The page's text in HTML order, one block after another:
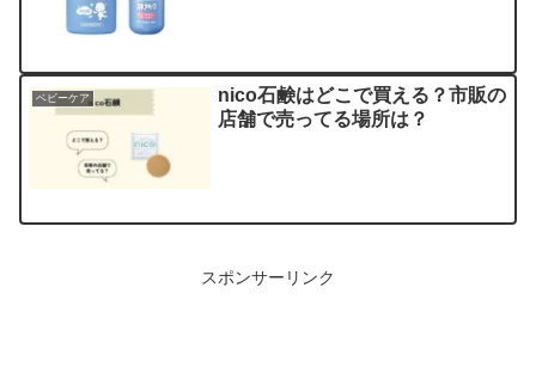
ベビーケア
nico石鹸はどこで買える？市販の
店舗で売ってる場所は？
スポンサーリンク